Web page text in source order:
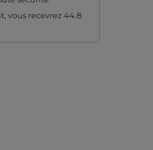
vous recevrez 44.8